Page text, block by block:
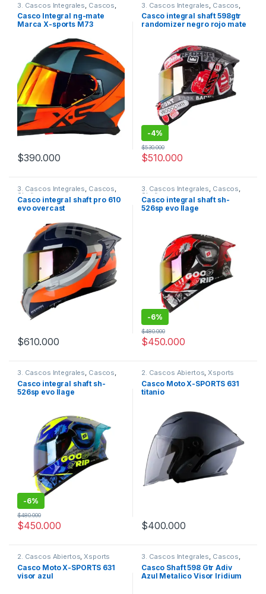
3. Cascos Integrales Cascos
Xsports
Casco Integral ng-mate
Marca X-sports M73
$390.000
Este producto tiene múltiples variantes. Las opciones se
3. Cascos Integrales Cascos
Shaft
Casco integral shaft 598gtr
randomizer negro rojo mate
-4%
$510.000
$530.000
Este producto tiene múltiples
3. Cascos Integrales, Cascos,
Shaft
Casco integral shaft pro 610
evo overcast
$610.000
Este producto tiene múltiples variantes. Las opciones se
3. Cascos Integrales, Cascos,
Shaft
Casco integral shaft sh-
526sp evo llage
-6%
$450.000
$480.000
Este producto tiene múltiples
3. Cascos Integrales, Cascos,
Shaft
Casco integral shaft sh-
526sp evo llage
-6%
$450.000
$480.000
Este producto tiene múltiples variantes. Las opciones se
2. Cascos Abiertos,Xsports
Casco Moto X-SPORTS 631
titanio
$400.000
Este producto tiene múltiples
2. Cascos Abiertos,Xsports
Casco Moto X-SPORTS 631
visor azul
3. Cascos Integrales, Cascos,
Shaft
Casco Shaft 598 Gtr Adiv
Azul Metalico Visor Iridium